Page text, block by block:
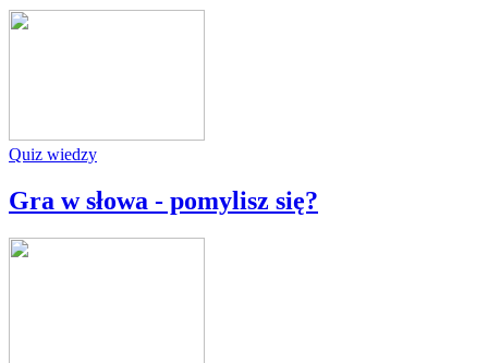
Quiz wiedzy
Gra w słowa - pomylisz się?